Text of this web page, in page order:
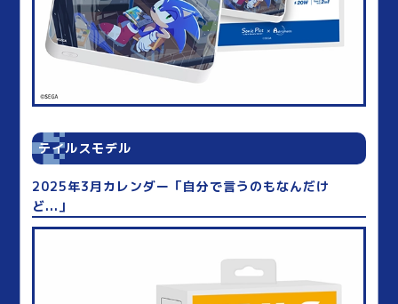
テイルスモデル
2025年3月カレンダー「自分で言うのもなんだけ
ど...」